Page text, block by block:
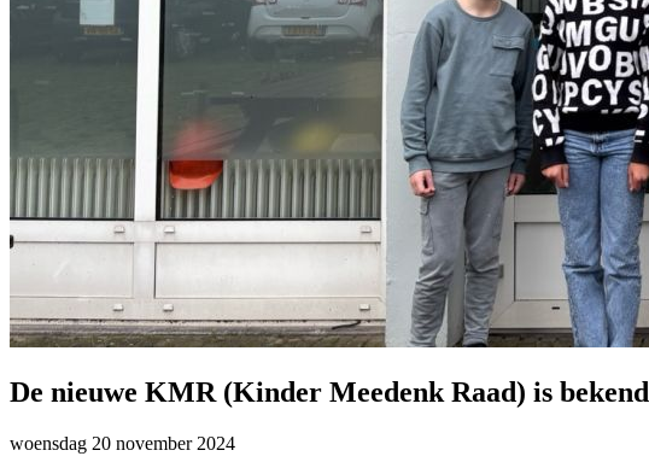
De nieuwe KMR (Kinder Meedenk Raad) is bekend
woensdag 20 november 2024